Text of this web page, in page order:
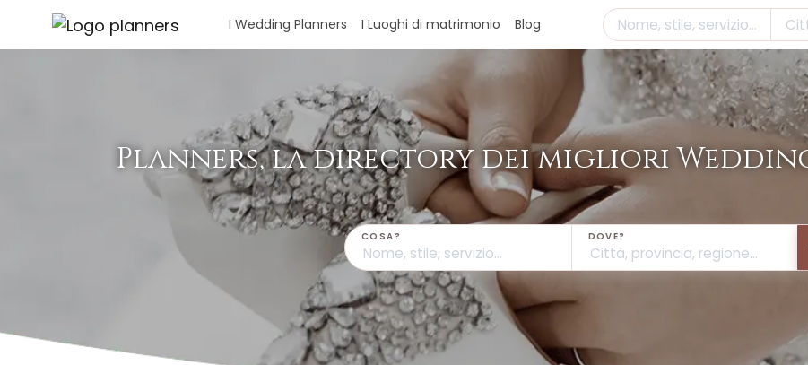
I Wedding Planners I Luoghi di matrimonio Blog
Planners, la directory dei migliori
COSA? DOVE?
Pannello di gestione dei cookies